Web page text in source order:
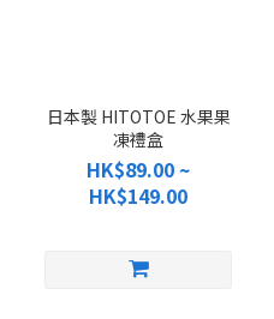
日本製 HITOTOE 水果果
凍禮盒
HK$89.00 ~
HK$149.00